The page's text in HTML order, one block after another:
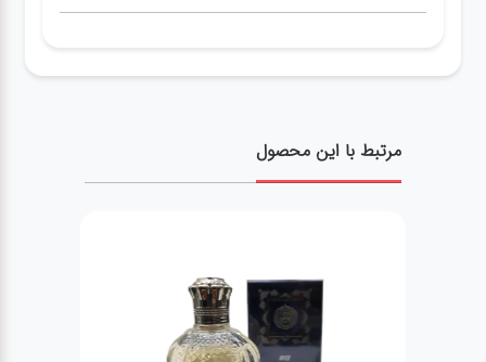
مرتبط با این محصول